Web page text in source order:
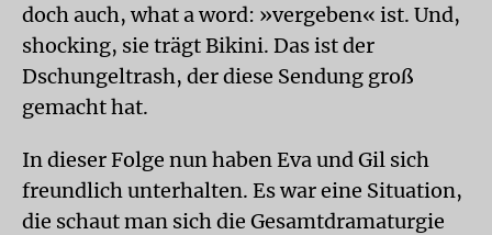
doch auch, what a word: »vergeben« ist. Und,
shocking, sie trägt Bikini. Das ist der
Dschungeltrash, der diese Sendung groß
gemacht hat.
In dieser Folge nun haben Eva und Gil sich
freundlich unterhalten. Es war eine Situation,
die schaut man sich die Gesamtdramaturgie